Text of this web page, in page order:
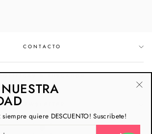
CONTACTO
NEWSLETTER
siempre quiere DESCUENTO! Suscribete!